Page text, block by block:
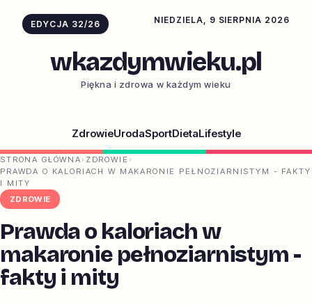
EDYCJA 32/26 NIEDZIELA, 9 SIERPNIA 2026
wkazdymwieku.pl
Piękna i zdrowa w każdym wieku
ZdrowieUrodaSportDietaLifestyle
STRONA GŁÓWNA › ZDROWIE ›
PRAWDA O KALORIACH W MAKARONIE PEŁNOZIARNISTYM - FAKTY
I MITY
ZDROWIE
Prawda o kaloriach w
makaronie pełnoziarnistym -
fakty i mity